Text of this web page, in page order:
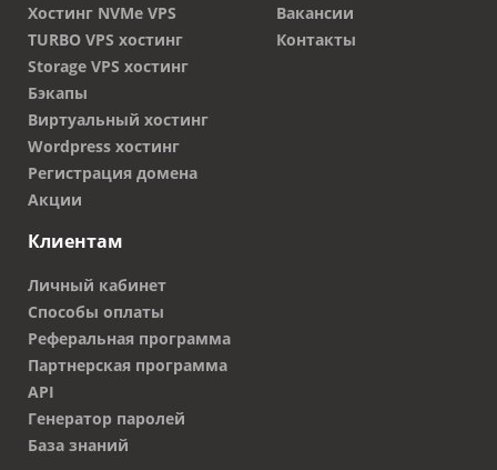
Хостинг NVMe VPS
TURBO VPS хостинг
Storage VPS хостинг
Бэкапы
Виртуальный хостинг
Wordpress хостинг
Регистрация домена
Акции
Вакансии
Контакты
Клиентам
Личный кабинет
Способы оплаты
Реферальная программа
Партнерская программа
API
Генератор паролей
База знаний